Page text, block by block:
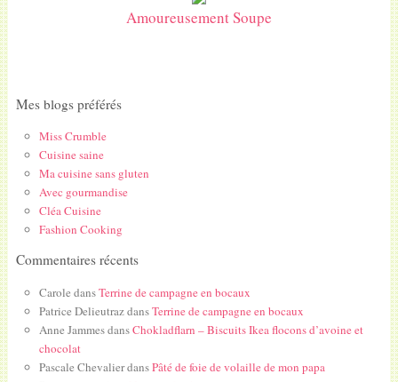
Amoureusement Soupe
Mes blogs préférés
Miss Crumble
Cuisine saine
Ma cuisine sans gluten
Avec gourmandise
Cléa Cuisine
Fashion Cooking
Commentaires récents
Carole dansTerrine de campagne en bocaux
Patrice DelieutrazdansTerrine de campagne en bocaux
Anne JammesdansChokladflarn – Biscuits Ikea flocons d’avoine et
chocolat
Pascale ChevalierdansPâté de foie de volaille de mon papa